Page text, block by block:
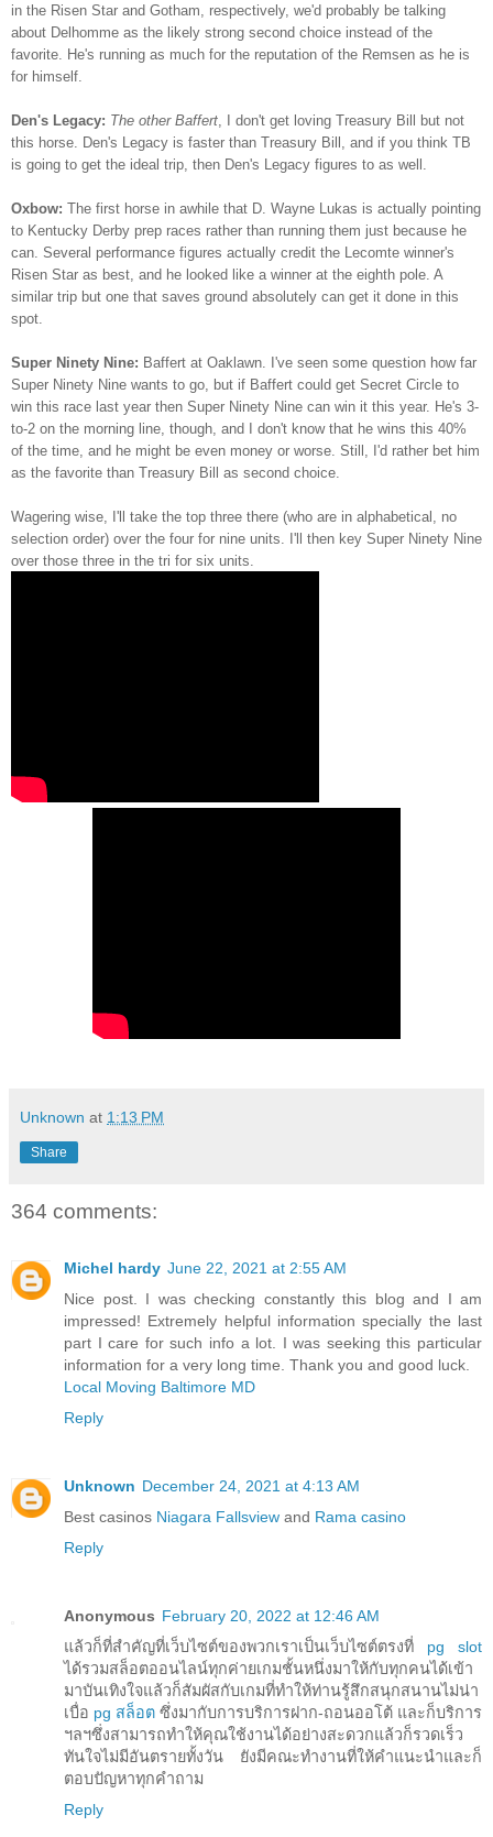
in the Risen Star and Gotham, respectively, we'd probably be talking
about Delhomme as the likely strong second choice instead of the
favorite. He's running as much for the reputation of the Remsen as he is
for himself.
Den's Legacy: The other Baffert , I don't get loving Treasury Bill but not
this horse. Den's Legacy is faster than Treasury Bill, and if you think TB
is going to get the ideal trip, then Den's Legacy figures to as well.
Oxbow: The first horse in awhile that D. Wayne Lukas is actually pointing
to Kentucky Derby prep races rather than running them just because he
can. Several performance figures actually credit the Lecomte winner's
Risen Star as best, and he looked like a winner at the eighth pole. A
similar trip but one that saves ground absolutely can get it done in this
spot.
Super Ninety Nine: Baffert at Oaklawn. I've seen some question how far
Super Ninety Nine wants to go, but if Baffert could get Secret Circle to
win this race last year then Super Ninety Nine can win it this year. He's 3-
to-2 on the morning line, though, and I don't know that he wins this 40%
of the time, and he might be even money or worse. Still, I'd rather bet him
as the favorite than Treasury Bill as second choice.
Wagering wise, I'll take the top three there (who are in alphabetical, no
selection order) over the four for nine units. I'll then key Super Ninety Nine
over those three in the tri for six units.
Unknown at 1:13 PM
Share
364 comments:
Michel hardy June 22, 2021 at 2:55 AM
Nice post. I was checking constantly this blog and I am
impressed! Extremely helpful information specially the last
part I care for such info a lot. I was seeking this particular
information for a very long time. Thank you and good luck.
Local Moving Baltimore MD
Reply
Unknown December 24, 2021 at 4:13 AM
Best casinos Niagara Fallsview and Rama casino
Reply
Anonymous February 20, 2022 at 12:46 AM
แล้วก็ที่สำคัญที่เว็บไซต์ของพวกเราเป็นเว็บไซต์ตรงที่ pg slot
ได้รวมสล็อตออนไลน์ทุกค่ายเกมชั้นหนึ่งมาให้กับทุกคนได้เข้า
มาบันเทิงใจแล้วก็สัมผัสกับเกมที่ทำให้ท่านรู้สึกสนุกสนานไม่น่า
เบื่อ pg สล็อต ซึ่งมากับการบริการฝาก-ถอนออโต้ และก็บริการ
ฯลฯซึ่งสามารถทำให้คุณใช้งานได้อย่างสะดวกแล้วก็รวดเร็ว
ทันใจไม่มีอันตรายทั้งวัน ยังมีคณะทำงานที่ให้คำแนะนำและก็
ตอบปัญหาทุกคำถาม
Reply